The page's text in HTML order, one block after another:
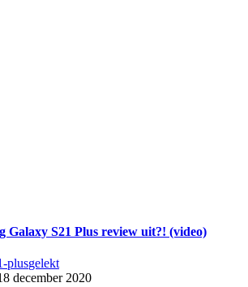
Galaxy S21 Plus review uit?! (video)
plusgelekt
december 2020